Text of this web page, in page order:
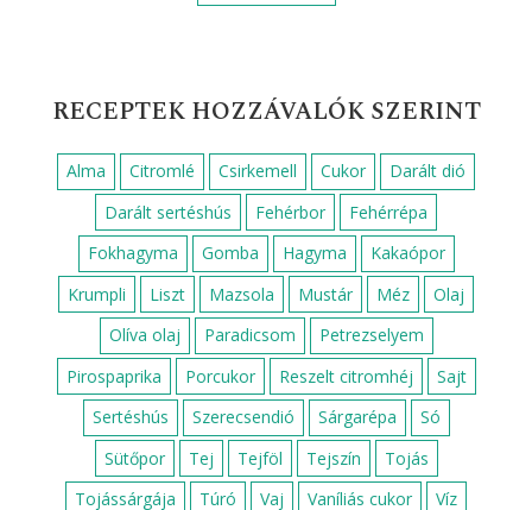
RECEPTEK HOZZÁVALÓK SZERINT
Alma Citromlé Csirkemell Cukor
Darált dió
Darált sertéshús
Fehérbor
Fehérrépa
Fokhagyma
Gomba Hagyma
Kakaópor
Krumpli
Liszt Mazsola Mustár Méz
Olaj
Olíva olaj
Paradicsom
Petrezselyem
Pirospaprika
Porcukor Reszelt citromhéj
Sajt
Sertéshús
Szerecsendió Sárgarépa
Só
Sütőpor
Tej Tejföl Tejszín
Tojás
Tojássárgája
Túró Vaj Vaníliás cukor Víz